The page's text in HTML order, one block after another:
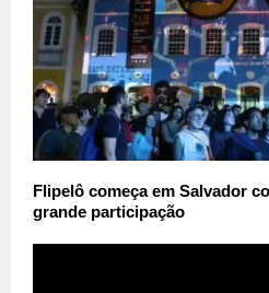
Flipelô começa em Salvador
grande participação